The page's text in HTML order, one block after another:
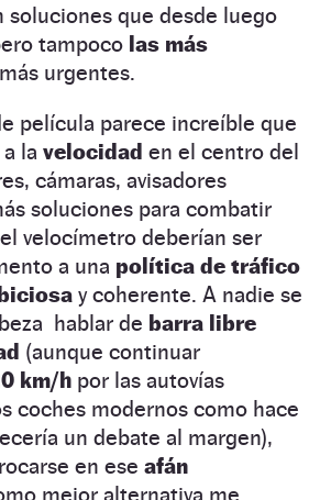
soluciones que desde luego
tampoco las más
urgentes.
película parece increíble que
la velocidad en el centro del
cámaras, avisadores
soluciones para combatir
velocímetro deberían ser
a una política de tráfico
y coherente. A nadie se
hablar de barra libre
(aunque continuar
km/h por las autovías
coches modernos como hace
un debate al margen),
en ese afán
mejor alternativa me